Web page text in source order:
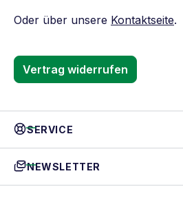
Oder über unsere Kontaktseite.
Vertrag widerrufen
SERVICE
NEWSLETTER